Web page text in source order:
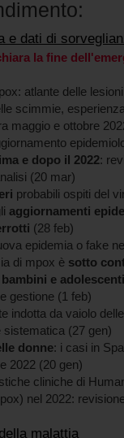
e dati di
la fine
atlante delle
scimmie,
maggio e ottobre
e dopo il 2022:
(20 mar)
probabili ospiti del
aggiornamenti
(28 feb)
epidemia o fake
di mpox è sotto
e adolescenti
gestione (1 feb)
indotta da vaiolo
sistematica (27 gen)
donne: i casi in
2022 (20 gen)
cliniche di
nel 2022:
malattia